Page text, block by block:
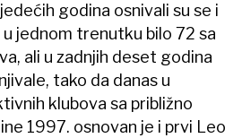
godina osnivali su se i
u jednom trenutku bilo 72 sa
ali u zadnjih deset godina
tako da danas u
klubova sa približno
1997. osnovan je i prvi Leo